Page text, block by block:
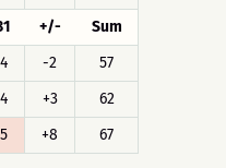
+/-
Sum
4 -2
57
4 +3
62
5 +8 67